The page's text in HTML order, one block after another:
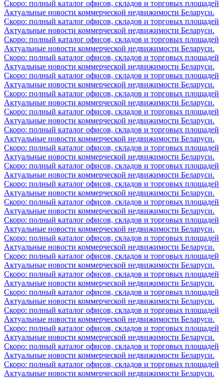
Скоро: полный каталог офисов, складов и торговых площадей
Актуальные новости коммерческой недвижимости Беларуси.
Скоро: полный каталог офисов, складов и торговых площадей
Актуальные новости коммерческой недвижимости Беларуси.
Скоро: полный каталог офисов, складов и торговых площадей
Актуальные новости коммерческой недвижимости Беларуси.
Скоро: полный каталог офисов, складов и торговых площадей
Актуальные новости коммерческой недвижимости Беларуси.
Скоро: полный каталог офисов, складов и торговых площадей
Актуальные новости коммерческой недвижимости Беларуси.
Скоро: полный каталог офисов, складов и торговых площадей
Актуальные новости коммерческой недвижимости Беларуси.
Скоро: полный каталог офисов, складов и торговых площадей
Актуальные новости коммерческой недвижимости Беларуси.
Скоро: полный каталог офисов, складов и торговых площадей
Актуальные новости коммерческой недвижимости Беларуси.
Скоро: полный каталог офисов, складов и торговых площадей
Актуальные новости коммерческой недвижимости Беларуси.
Скоро: полный каталог офисов, складов и торговых площадей
Актуальные новости коммерческой недвижимости Беларуси.
Скоро: полный каталог офисов, складов и торговых площадей
Актуальные новости коммерческой недвижимости Беларуси.
Скоро: полный каталог офисов, складов и торговых площадей
Актуальные новости коммерческой недвижимости Беларуси.
Скоро: полный каталог офисов, складов и торговых площадей
Актуальные новости коммерческой недвижимости Беларуси.
Скоро: полный каталог офисов, складов и торговых площадей
Актуальные новости коммерческой недвижимости Беларуси.
Скоро: полный каталог офисов, складов и торговых площадей
Актуальные новости коммерческой недвижимости Беларуси.
Скоро: полный каталог офисов, складов и торговых площадей
Актуальные новости коммерческой недвижимости Беларуси.
Скоро: полный каталог офисов, складов и торговых площадей
Актуальные новости коммерческой недвижимости Беларуси.
Скоро: полный каталог офисов, складов и торговых площадей
Актуальные новости коммерческой недвижимости Беларуси.
Скоро: полный каталог офисов, складов и торговых площадей
Актуальные новости коммерческой недвижимости Беларуси.
Скоро: полный каталог офисов, складов и торговых площадей
Актуальные новости коммерческой недвижимости Беларуси.
Скоро: полный каталог офисов, складов и торговых площадей
Актуальные новости коммерческой недвижимости Беларуси.